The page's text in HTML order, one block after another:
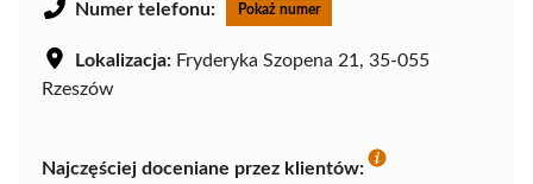
Numer telefonu: Pokaż numer
Lokalizacja: Fryderyka Szopena 21, 35-055
Rzeszów
Najczęściej doceniane przez klientów: